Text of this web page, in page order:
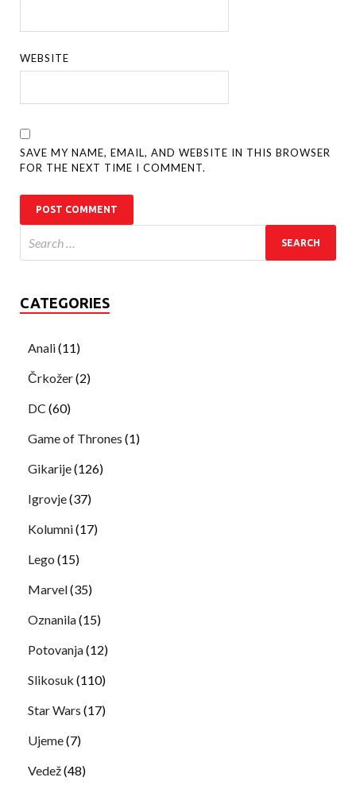
WEBSITE
SAVE MY NAME, EMAIL, AND WEBSITE IN THIS BROWSER
FOR THE NEXT TIME I COMMENT.
CATEGORIES
Anali(11)
Črkožer(2)
DC (60)
Game of Thrones (1)
Gikarije(126)
Igrovje(37)
Kolumni(17)
Lego (15)
Marvel(35)
Oznanila(15)
Potovanja(12)
Slikosuk (110)
Star Wars (17)
Ujeme(7)
Vedež(48)